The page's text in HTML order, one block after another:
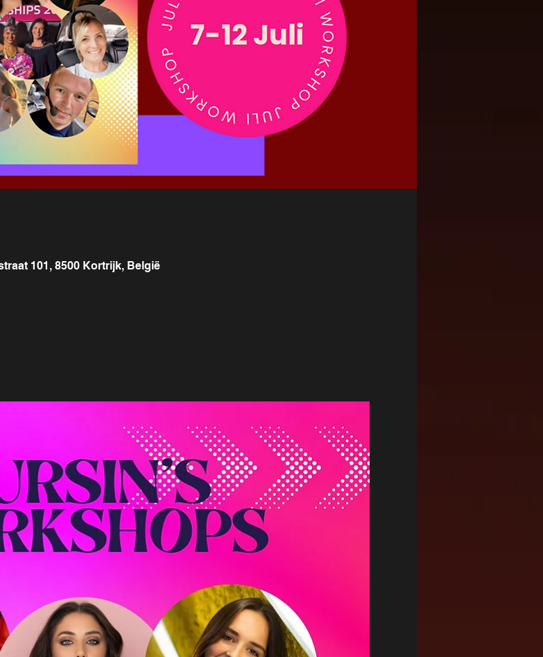
101, 8500 Kortrijk, België